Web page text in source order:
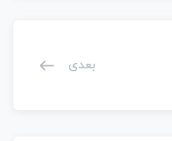
بعدی